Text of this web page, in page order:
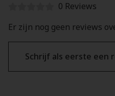
0 Reviews
Er zijn nog geen reviews
Schrijf als eerste een